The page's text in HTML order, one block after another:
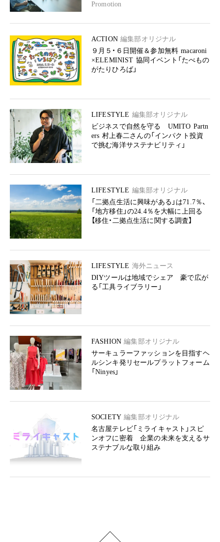
Promotion
ACTION 編集部オリジナル
９月５・６日開催＆参加無料 macaroni
×ELEMINIST 協同イベント「たべもの
がたりひろば」
LIFESTYLE 編集部オリジナル
ビジネスで自然を守る UMITO Partn
ers 村上春二さんの「インパクト投資
で挑む海洋サステナビリティ」
LIFESTYLE 編集部オリジナル
「二拠点生活に興味がある」は71.7％、
「地方移住」の24.4％を大幅に上回る
【移住・二拠点生活に関する調査】
LIFESTYLE 海外ニュース
DIYツールは地域でシェア 豪で広が
る「工具ライブラリー」
FASHION 編集部オリジナル
サーキュラーファッションを目指すヘ
ルシンキ発リセールプラットフォーム
「Ninyes」
SOCIETY 編集部オリジナル
名古屋テレビ「ミライキャスト」スピ
ンオフに密着 企業の未来を支えるサ
ステナブルな取り組み